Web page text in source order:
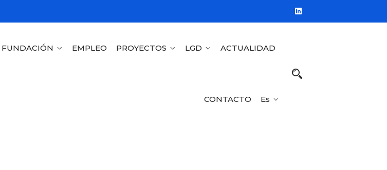
FUNDACIÓN EMPLEO PROYECTOS LGD ACTUALIDAD
CONTACTO Es